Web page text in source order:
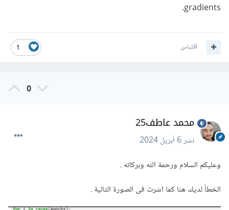
gradients.
1 اقتباس
0
محمد عاطف25
نشر6 أبريل 2024
وعليكم السلام ورحمة الله وبركاته .
الخطأ لديك هنا كما اشرت فى الصورة التالية .